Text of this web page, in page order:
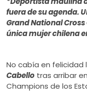
fuera de su agenda.
Grand National
única mujer chilena
No cabía en
Cabello tras arribar
Champions de los